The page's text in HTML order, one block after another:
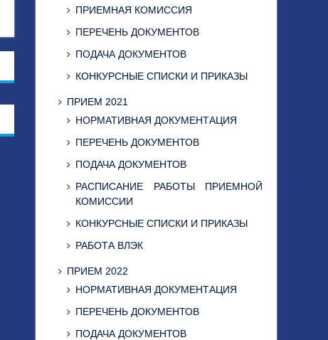
ПРИЕМНАЯ КОМИССИЯ
ПЕРЕЧЕНЬ ДОКУМЕНТОВ
ПОДАЧА ДОКУМЕНТОВ
КОНКУРСНЫЕ СПИСКИ И ПРИКАЗЫ
ПРИЕМ 2021
НОРМАТИВНАЯ ДОКУМЕНТАЦИЯ
ПЕРЕЧЕНЬ ДОКУМЕНТОВ
ПОДАЧА ДОКУМЕНТОВ
РАСПИСАНИЕ РАБОТЫ ПРИЕМНОЙ
КОМИССИИ
КОНКУРСНЫЕ СПИСКИ И ПРИКАЗЫ
РАБОТА ВЛЭК
ПРИЕМ 2022
НОРМАТИВНАЯ ДОКУМЕНТАЦИЯ
ПЕРЕЧЕНЬ ДОКУМЕНТОВ
ПОДАЧА ДОКУМЕНТОВ